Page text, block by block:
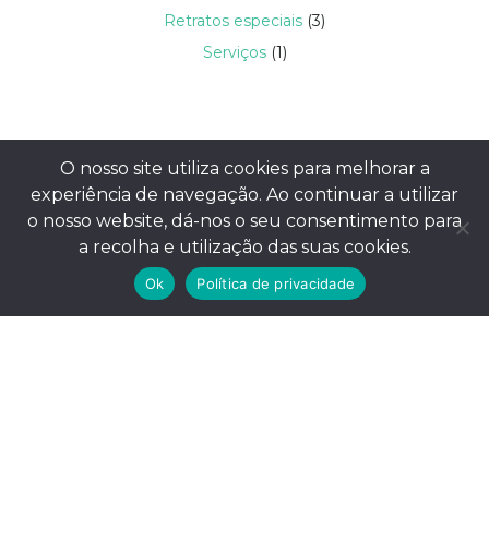
Retratos especiais (3)
Serviços(1)
O nosso site utiliza cookies para melhorar a
experiência de navegação. Ao continuar a utilizar
o nosso website, dá-nos o seu consentimento para
a recolha e utilização das suas cookies.
Ok Política de privacidade